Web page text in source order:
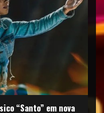
“Santo” em nova